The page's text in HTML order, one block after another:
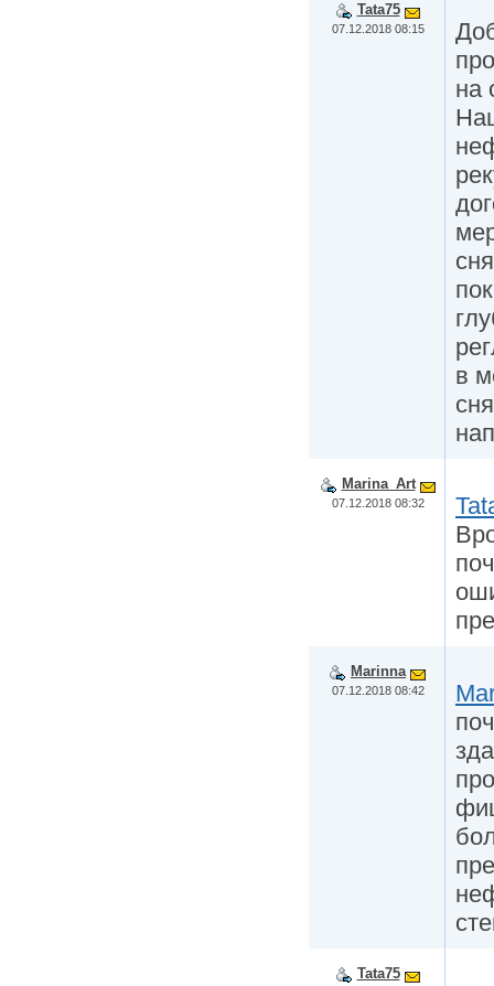
Tata75
07.12.2018 08:15
на
в
Marina_Art
07.12.2018 08:32
Marinna
07.12.2018 08:42
Tata75